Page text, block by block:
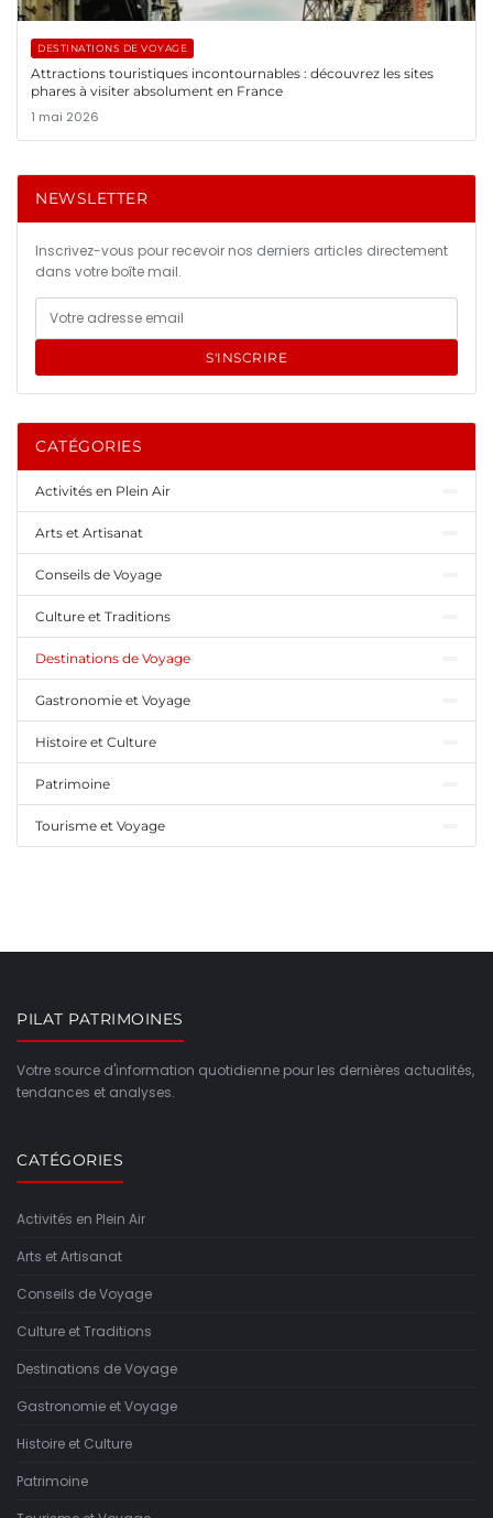
DESTINATIONS DE VOYAGE
Attractions touristiques incontournables : découvrez les sites
phares à visiter absolument en France
1 mai 2026
NEWSLETTER
Inscrivez-vous pour recevoir nos derniers articles directement
dans votre boîte mail.
S'INSCRIRE
CATÉGORIES
Activités en Plein Air
Arts et Artisanat
Conseils de Voyage
Culture et Traditions
Destinations de Voyage
Gastronomie et Voyage
Histoire et Culture
Patrimoine
Tourisme et Voyage
PILAT PATRIMOINES
Votre source d'information quotidienne pour les dernières actualités,
tendances et analyses.
CATÉGORIES
Activités en Plein Air
Arts et Artisanat
Conseils de Voyage
Culture et Traditions
Destinations de Voyage
Gastronomie et Voyage
Histoire et Culture
Patrimoine